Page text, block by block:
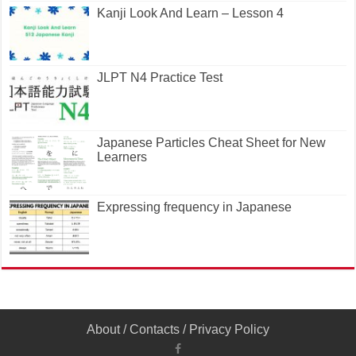
Kanji Look And Learn – Lesson 4
JLPT N4 Practice Test
Japanese Particles Cheat Sheet for New
Learners
Expressing frequency in Japanese
About/Contacts / Privacy Policy